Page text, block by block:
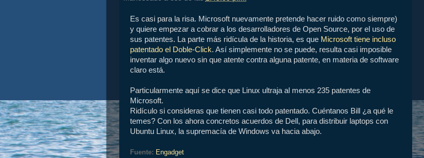
Es casi para la risa. Microsoft nuevamente pretende hacer ruido como siempre)
y quiere empezar a cobrar a los desarrolladores de Open Source, por el uso de
sus patentes. La parte más ridícula de la historia, es que Microsoft tiene incluso
patentado el Doble-Click. Así simplemente no se puede, resulta casi imposible
inventar algo nuevo sin que atente contra alguna patente, en materia de software
claro está.
Particularmente aquí se dice que Linux ultraja al menos 235 patentes de
Microsoft.
Ridículo si consideras que tienen casi todo patentado. Cuéntanos Bill ¿a qué le
temes? Con los ahora concretos acuerdos de Dell, para distribuir laptops con
Ubuntu Linux, la supremacía de Windows va hacia abajo.
Fuente: Engadget